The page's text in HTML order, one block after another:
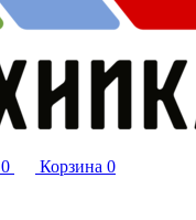
0 Корзина 0